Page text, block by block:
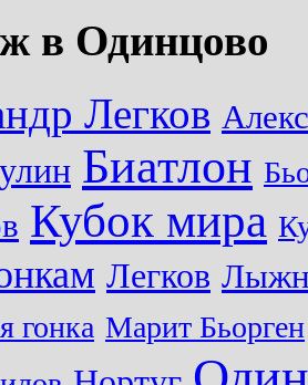
в Одинцово
Легков
Биатлон
Кубок мира
Легков
гонка Марит Бьорген